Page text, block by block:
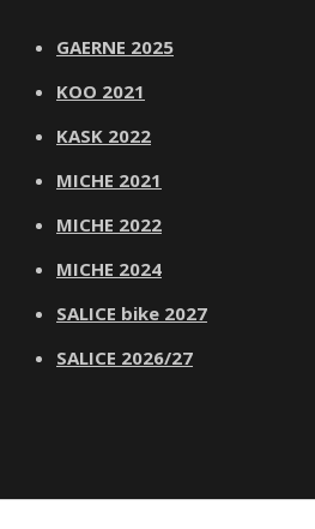
GAERNE 2025
KOO 2021
KASK 2022
MICHE 2021
MICHE 2022
MICHE 2024
SALICE bike 2027
SALICE 2026/27